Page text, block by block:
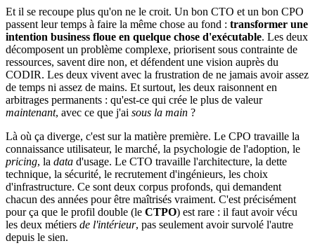
Et il se recoupe plus qu'on ne le croit. Un bon CTO et un bon CPO
passent leur temps à faire la même chose au fond : transformer une
intention business floue en quelque chose d'exécutable. Les deux
décomposent un problème complexe, priorisent sous contrainte de
ressources, savent dire non, et défendent une vision auprès du
CODIR. Les deux vivent avec la frustration de ne jamais avoir assez
de temps ni assez de mains. Et surtout, les deux raisonnent en
arbitrages permanents : qu'est-ce qui crée le plus de valeur
maintenant, avec ce que j'ai sous la main ?
Là où ça diverge, c'est sur la matière première. Le CPO travaille la
connaissance utilisateur, le marché, la psychologie de l'adoption, le
pricing, la data d'usage. Le CTO travaille l'architecture, la dette
technique, la sécurité, le recrutement d'ingénieurs, les choix
d'infrastructure. Ce sont deux corpus profonds, qui demandent
chacun des années pour être maîtrisés vraiment. C'est précisément
pour ça que le profil double (le CTPO) est rare : il faut avoir vécu
les deux métiers de l'intérieur, pas seulement avoir survolé l'autre
depuis le sien.